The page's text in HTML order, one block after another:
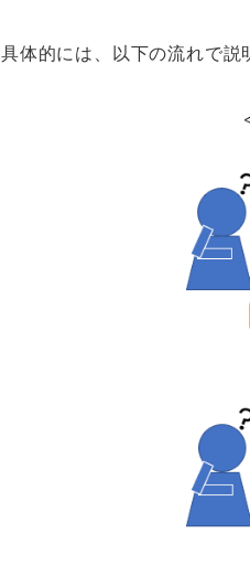
具体的には、以下の流れで説